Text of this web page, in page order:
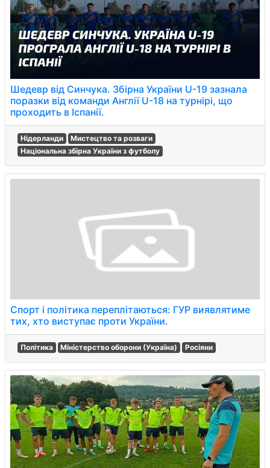
Шедевр від Синчука. Збірна України U-19 зазнала
поразки від команди Англії U-18 на турнірі, що
проходить в Іспанії.
Нідерланди
Мистецтво та розваги
Національна збірна України з футболу
Спорт і політика переплітаються: ГУР виявлятиме
тих, хто виступає проти України.
Політика Міністерство оборони (Україна) Росіяни